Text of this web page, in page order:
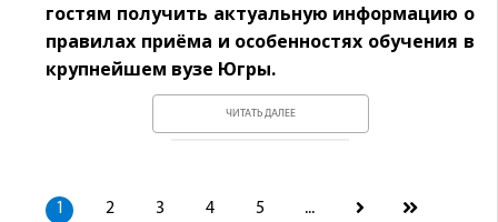
гостям получить актуальную информацию о
правилах приёма и особенностях обучения в
крупнейшем вузе Югры.
ЧИТАТЬ ДАЛЕЕ
1 2 3 4 5 ...